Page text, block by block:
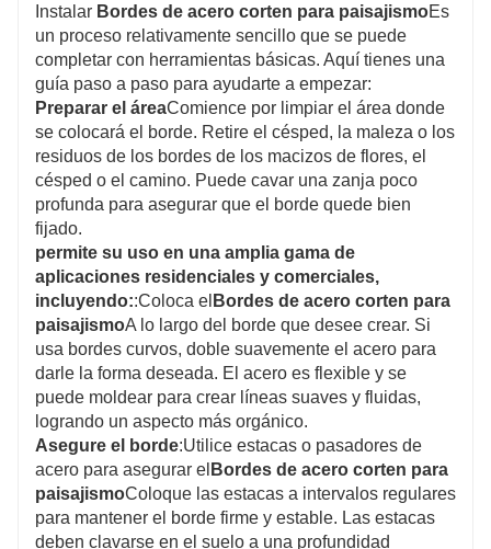
Instalar Bordes de acero corten para paisajismoEs
un proceso relativamente sencillo que se puede
completar con herramientas básicas. Aquí tienes una
guía paso a paso para ayudarte a empezar:
Preparar el áreaComience por limpiar el área donde
se colocará el borde. Retire el césped, la maleza o los
residuos de los bordes de los macizos de flores, el
césped o el camino. Puede cavar una zanja poco
profunda para asegurar que el borde quede bien
fijado.
permite su uso en una amplia gama de
aplicaciones residenciales y comerciales,
incluyendo::Coloca el Bordes de acero corten para
paisajismoA lo largo del borde que desee crear. Si
usa bordes curvos, doble suavemente el acero para
darle la forma deseada. El acero es flexible y se
puede moldear para crear líneas suaves y fluidas,
logrando un aspecto más orgánico.
Asegure el borde:Utilice estacas o pasadores de
acero para asegurar el Bordes de acero corten para
paisajismoColoque las estacas a intervalos regulares
para mantener el borde firme y estable. Las estacas
deben clavarse en el suelo a una profundidad